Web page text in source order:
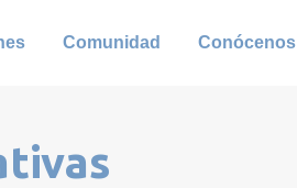
Comunidad Conócenos